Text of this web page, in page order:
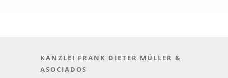
KANZLEI FRANK DIETER MÜLLER &
ASOCIADOS